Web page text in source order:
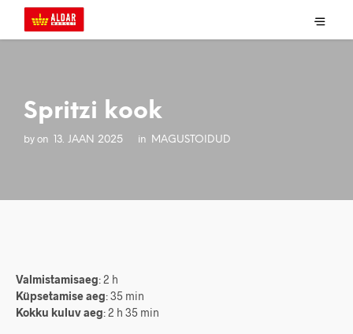
Spritzi kook
byon 13. JAAN 2025 in MAGUSTOIDUD
Valmistamisaeg: 2 h
Küpsetamise aeg: 35 min
Kokku kuluv aeg: 2 h 35 min